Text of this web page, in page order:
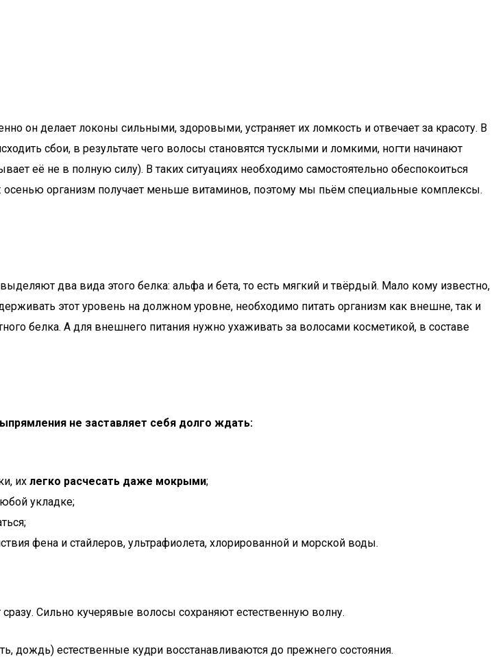
он делает локоны сильными, здоровыми, устраняет их ломкость и отвечает за красоту. В
сбои, в результате чего волосы становятся тусклыми и ломкими, ногти начинают
её не в полную силу). В таких ситуациях необходимо самостоятельно обеспокоиться
осенью организм получает меньше витаминов, поэтому мы пьём специальные комплексы.
два вида этого белка: альфа и бета, то есть мягкий и твёрдый. Мало кому известно,
этот уровень на должном уровне, необходимо питать организм как внешне, так и
белка. А для внешнего питания нужно ухаживать за волосами косметикой, в составе
не заставляет себя долго ждать:
их легко расчесать даже мокрыми;
укладке;
фена и стайлеров, ультрафиолета, хлорированной и морской воды.
сразу. Сильно кучерявые волосы сохраняют естественную волну.
естественные кудри восстанавливаются до прежнего состояния.